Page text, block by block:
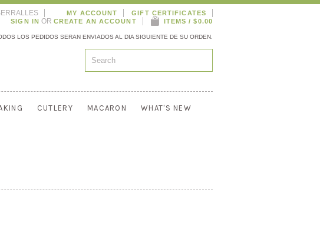
MY ACCOUNT
GIFT CERTIFICATES
SIGN IN OR CREATE AN ACCOUNT ITEMS / $0.00
LOS PEDIDOS SERAN ENVIADOS AL DIA SIGUIENTE DE SU ORDEN.
CUTLERY MACARON WHAT'S NEW